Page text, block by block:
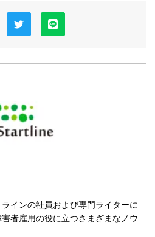
インの社員および専門ライターに
者雇用の役に立つさまざまなノウ